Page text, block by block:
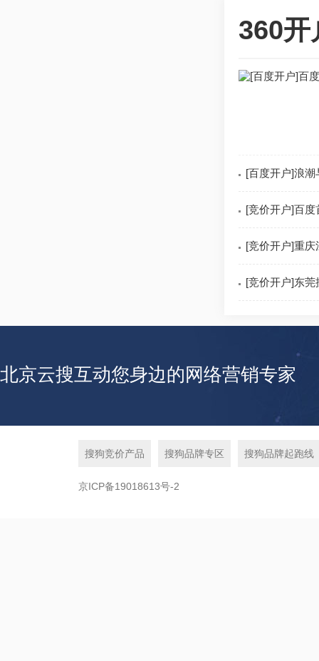
360开
[百度开户]浪
[竞价开户]百
[竞价开户]重
[竞价开户]东
北京云搜互动您身边的网络营销专家
搜狗竞价产品 搜狗品牌专区 搜狗品牌起跑线
京ICP备19018613号-2